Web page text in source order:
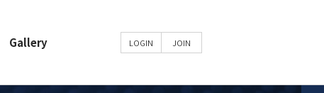
Gallery LOGIN JOIN